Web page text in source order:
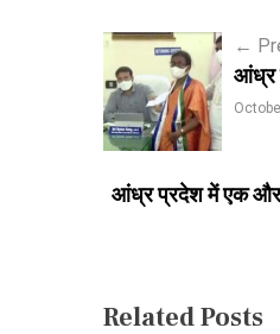
P
o
s
v
←
आंध्र
आंध्र प्रदेश में एक और
Related Posts